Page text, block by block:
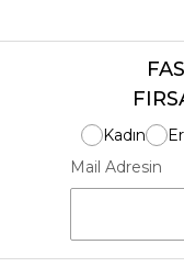
Kadın
Mail Adresin